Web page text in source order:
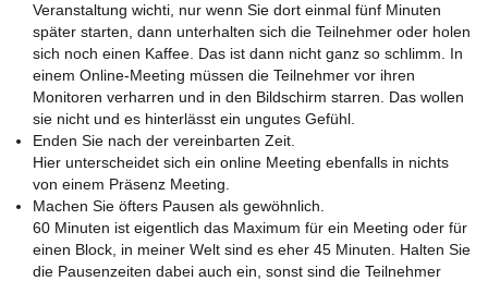
Veranstaltung wichti, nur wenn Sie dort einmal fünf Minuten
später starten, dann unterhalten sich die Teilnehmer oder holen
sich noch einen Kaffee. Das ist dann nicht ganz so schlimm. In
einem Online-Meeting müssen die Teilnehmer vor ihren
Monitoren verharren und in den Bildschirm starren. Das wollen
sie nicht und es hinterlässt ein ungutes Gefühl.
Enden Sie nach der vereinbarten Zeit.
Hier unterscheidet sich ein online Meeting ebenfalls in nichts
von einem Präsenz Meeting.
Machen Sie öfters Pausen als gewöhnlich.
60 Minuten ist eigentlich das Maximum für ein Meeting oder für
einen Block, in meiner Welt sind es eher 45 Minuten. Halten Sie
die Pausenzeiten dabei auch ein, sonst sind die Teilnehmer